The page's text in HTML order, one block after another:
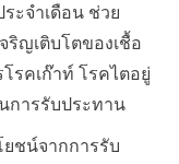
ะจำเดือน ช่วย
ริญเติบโตของเชื้อ
รคเก๊าท์ โรคไตอยู่
การรับประทาน
ชน์จากการรับ